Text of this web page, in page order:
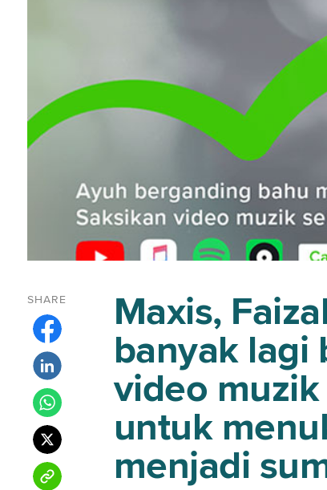
SHARE
Maxis,
banyak lagi
video
untuk
menjadi